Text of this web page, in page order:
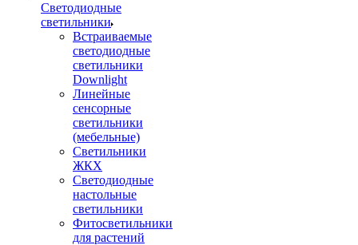
Светодиодные
светильники
Встраиваемые
светодиодные
светильники
Downlight
Линейные
сенсорные
светильники
(мебельные)
Светильники
ЖКХ
Светодиодные
настольные
светильники
Фитосветильники
для растений